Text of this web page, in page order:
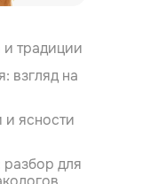
и традиции
взгляд на
и ясности
разбор для